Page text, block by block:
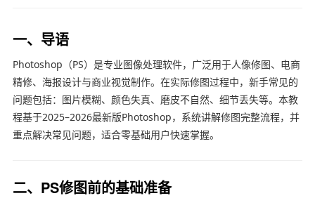
一、导语
Photoshop（PS）是专业图像处理软件，广泛用于人像修图、电商
精修、海报设计与商业视觉制作。在实际修图过程中，新手常见的
问题包括：图片模糊、颜色失真、磨皮不自然、细节丢失等。本教
程基于2025–2026最新版Photoshop，系统讲解修图完整流程，并
重点解决常见问题，适合零基础用户快速掌握。
二、PS修图前的基础准备